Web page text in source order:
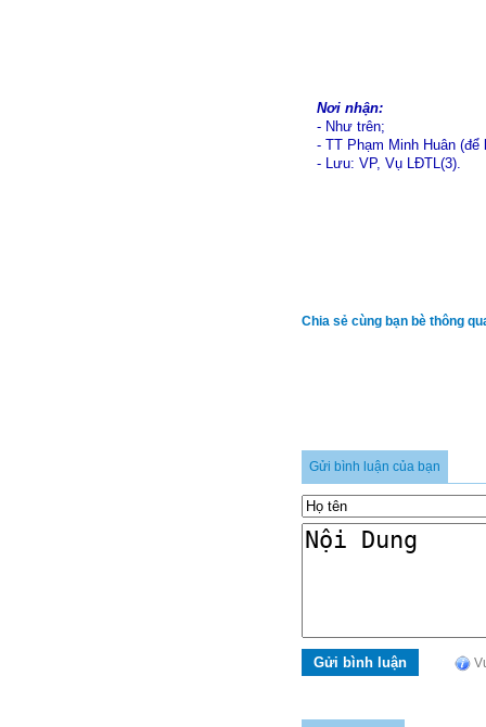
Nơi nhận:
- Như trên;
- TT Phạm Minh Huân (để
- Lưu: VP, Vụ LĐTL(3).
Chia sẻ cùng bạn bè thông
Gửi bình luận của bạn